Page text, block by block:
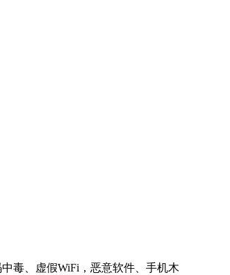
毒、虚假WiFi，恶意软件、手机木